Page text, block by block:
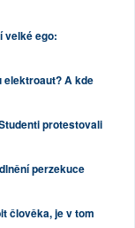
velké ego:
elektroaut? A kde
protestovali
perzekuce
člověka, je v tom